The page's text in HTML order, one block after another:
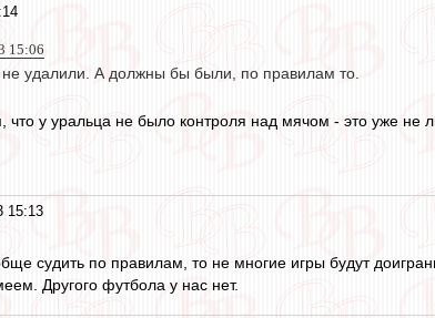
15:06
не удалили. А должны бы были, по правилам то.
у уральца не было контроля над мячом - это уже не
15:13
судить по правилам, то не многие игры будут
Другого футбола у нас нет.